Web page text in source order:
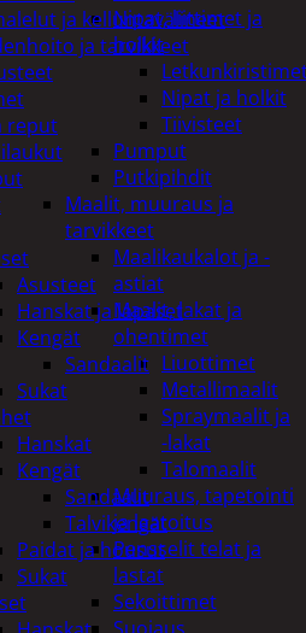
Nipat, liittimet ja
holkit
Nipat ja holkit
Tiivisteet
Pumput
Putkipihdit
Maalit, muuraus ja
tarvikkeet
Maalikaukalot ja -
astiat
Maalit, lakat ja
ohentimet
Liuottimet
Metallimaalit
Spraymaalit ja
-lakat
Talomaalit
Muuraus, tapetointi
ja laatoitus
Pensselit telat ja
lastat
Sekoittimet
ja kelluntavälineet
ja tarvikkeet
reput
Asusteet
Hanskat ja lapaset
Kengät
Sandaalit
Sukat
Hanskat
Kengät
Sandaalit
Talvikengät
Paidat ja housut
Sukat